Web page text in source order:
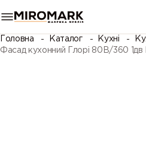
Головна Каталог Кухні
Фасад кухонний Глорі 80В/360 1дв